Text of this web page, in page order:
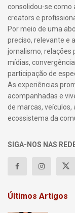
consolidou-se como
creators e
Por meio de uma
preciso, relevante e
jornalismo, relações
mídias,
participação de
As experiências
acompanhadas e
de marcas,
ecossistema da
SIGA-NOS NAS
Últimos Artigos